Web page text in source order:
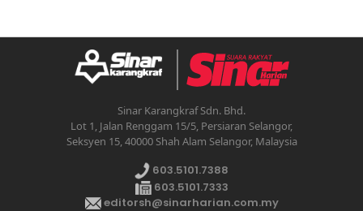
Sinar Karangkraf Sdn. Bhd.
Lot 1, Jalan Renggam 15/5, Persiaran Selangor,
Seksyen 15, 40000 Shah Alam Selangor, Malaysia
603.5101.7388
603.5101.7333
editorsh@sinarharian.com.my